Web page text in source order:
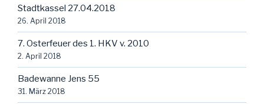
Stadtkassel 27.04.2018
26. April 2018
7. Osterfeuer des 1. HKV v. 2010
2. April 2018
Badewanne Jens 55
31. März 2018